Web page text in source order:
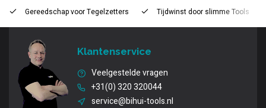
Gereedschap voorTegelzetters Tijdwinst door slimme Tools
Klantenservice
Veelgestelde vragen
+31(0) 320 320044
service@bihui-tools.nl